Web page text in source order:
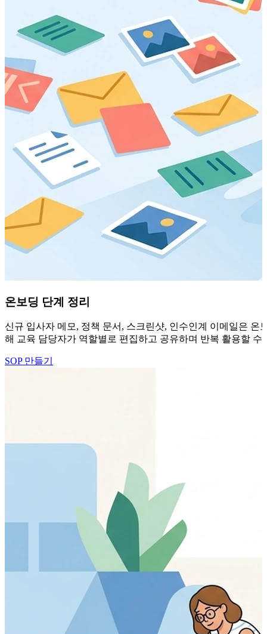
온보딩 단계 정리
신규 입사자 메모, 정책 문서, 스크린샷, 인수인계 이메일은 온
해 교육 담당자가 역할별로 편집하고 공유하며 반복 활용할 수
SOP 만들기